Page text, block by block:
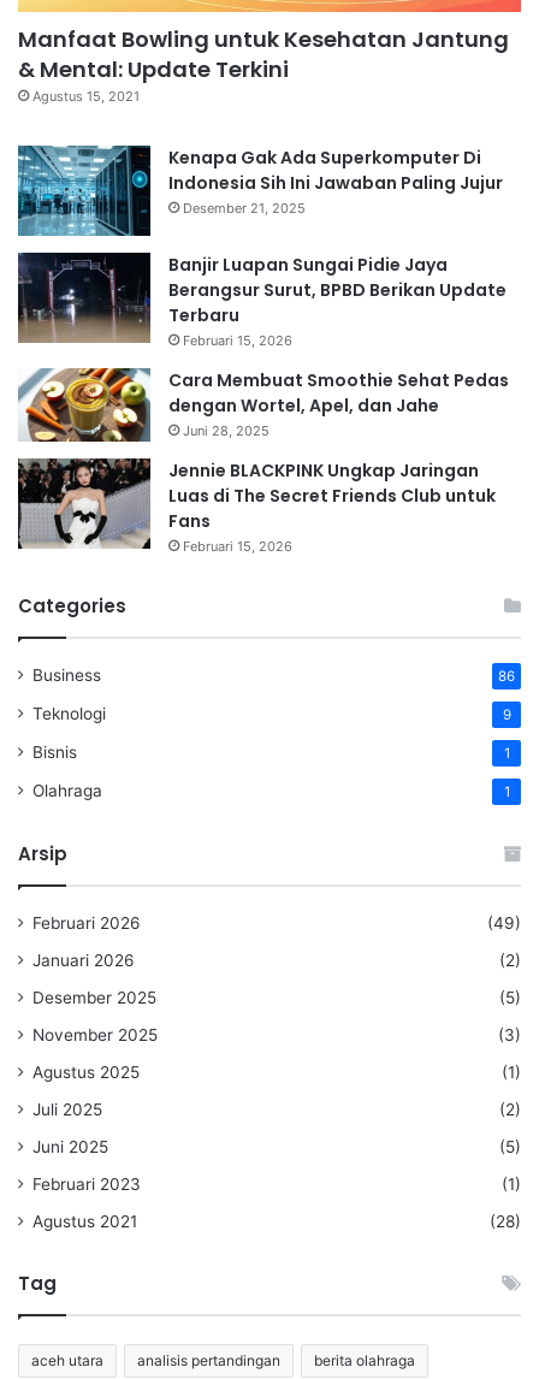
Manfaat Bowling untuk Kesehatan Jantung
& Mental: Update Terkini
Agustus 15, 2021
Kenapa Gak Ada Superkomputer Di
Indonesia Sih Ini Jawaban Paling Jujur
Desember 21, 2025
Banjir Luapan Sungai Pidie Jaya
Berangsur Surut, BPBD Berikan Update
Terbaru
Februari 15, 2026
Cara Membuat Smoothie Sehat Pedas
dengan Wortel, Apel, dan Jahe
Juni 28, 2025
Jennie BLACKPINK Ungkap Jaringan
Luas di The Secret Friends Club untuk
Fans
Februari 15, 2026
Categories
Business 86
Teknologi 9
Bisnis 1
Olahraga 1
Arsip
Februari 2026
(49)
Januari 2026
(2)
Desember 2025
(5)
November 2025
(3)
Agustus 2025
(1)
Juli 2025
(2)
Juni 2025
(5)
Februari 2023
(1)
Agustus 2021
(28)
Tag
aceh utara analisis pertandingan berita olahraga